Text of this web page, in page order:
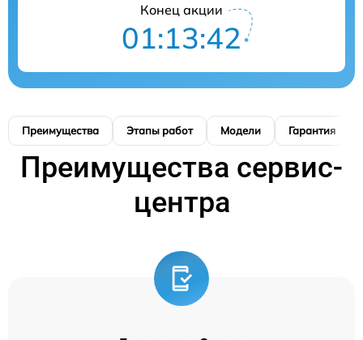
Конец акции
01:13:42
Преимущества Этапы работ Модели Гарантия
Преимущества сервис-
центра